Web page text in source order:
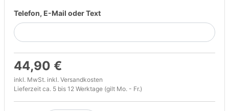
Telefon, E-Mail oder Text
44,90 €
inkl. MwSt. inkl. Versandkosten
Lieferzeit ca. 5 bis 12 Werktage (gilt Mo. - Fr.)